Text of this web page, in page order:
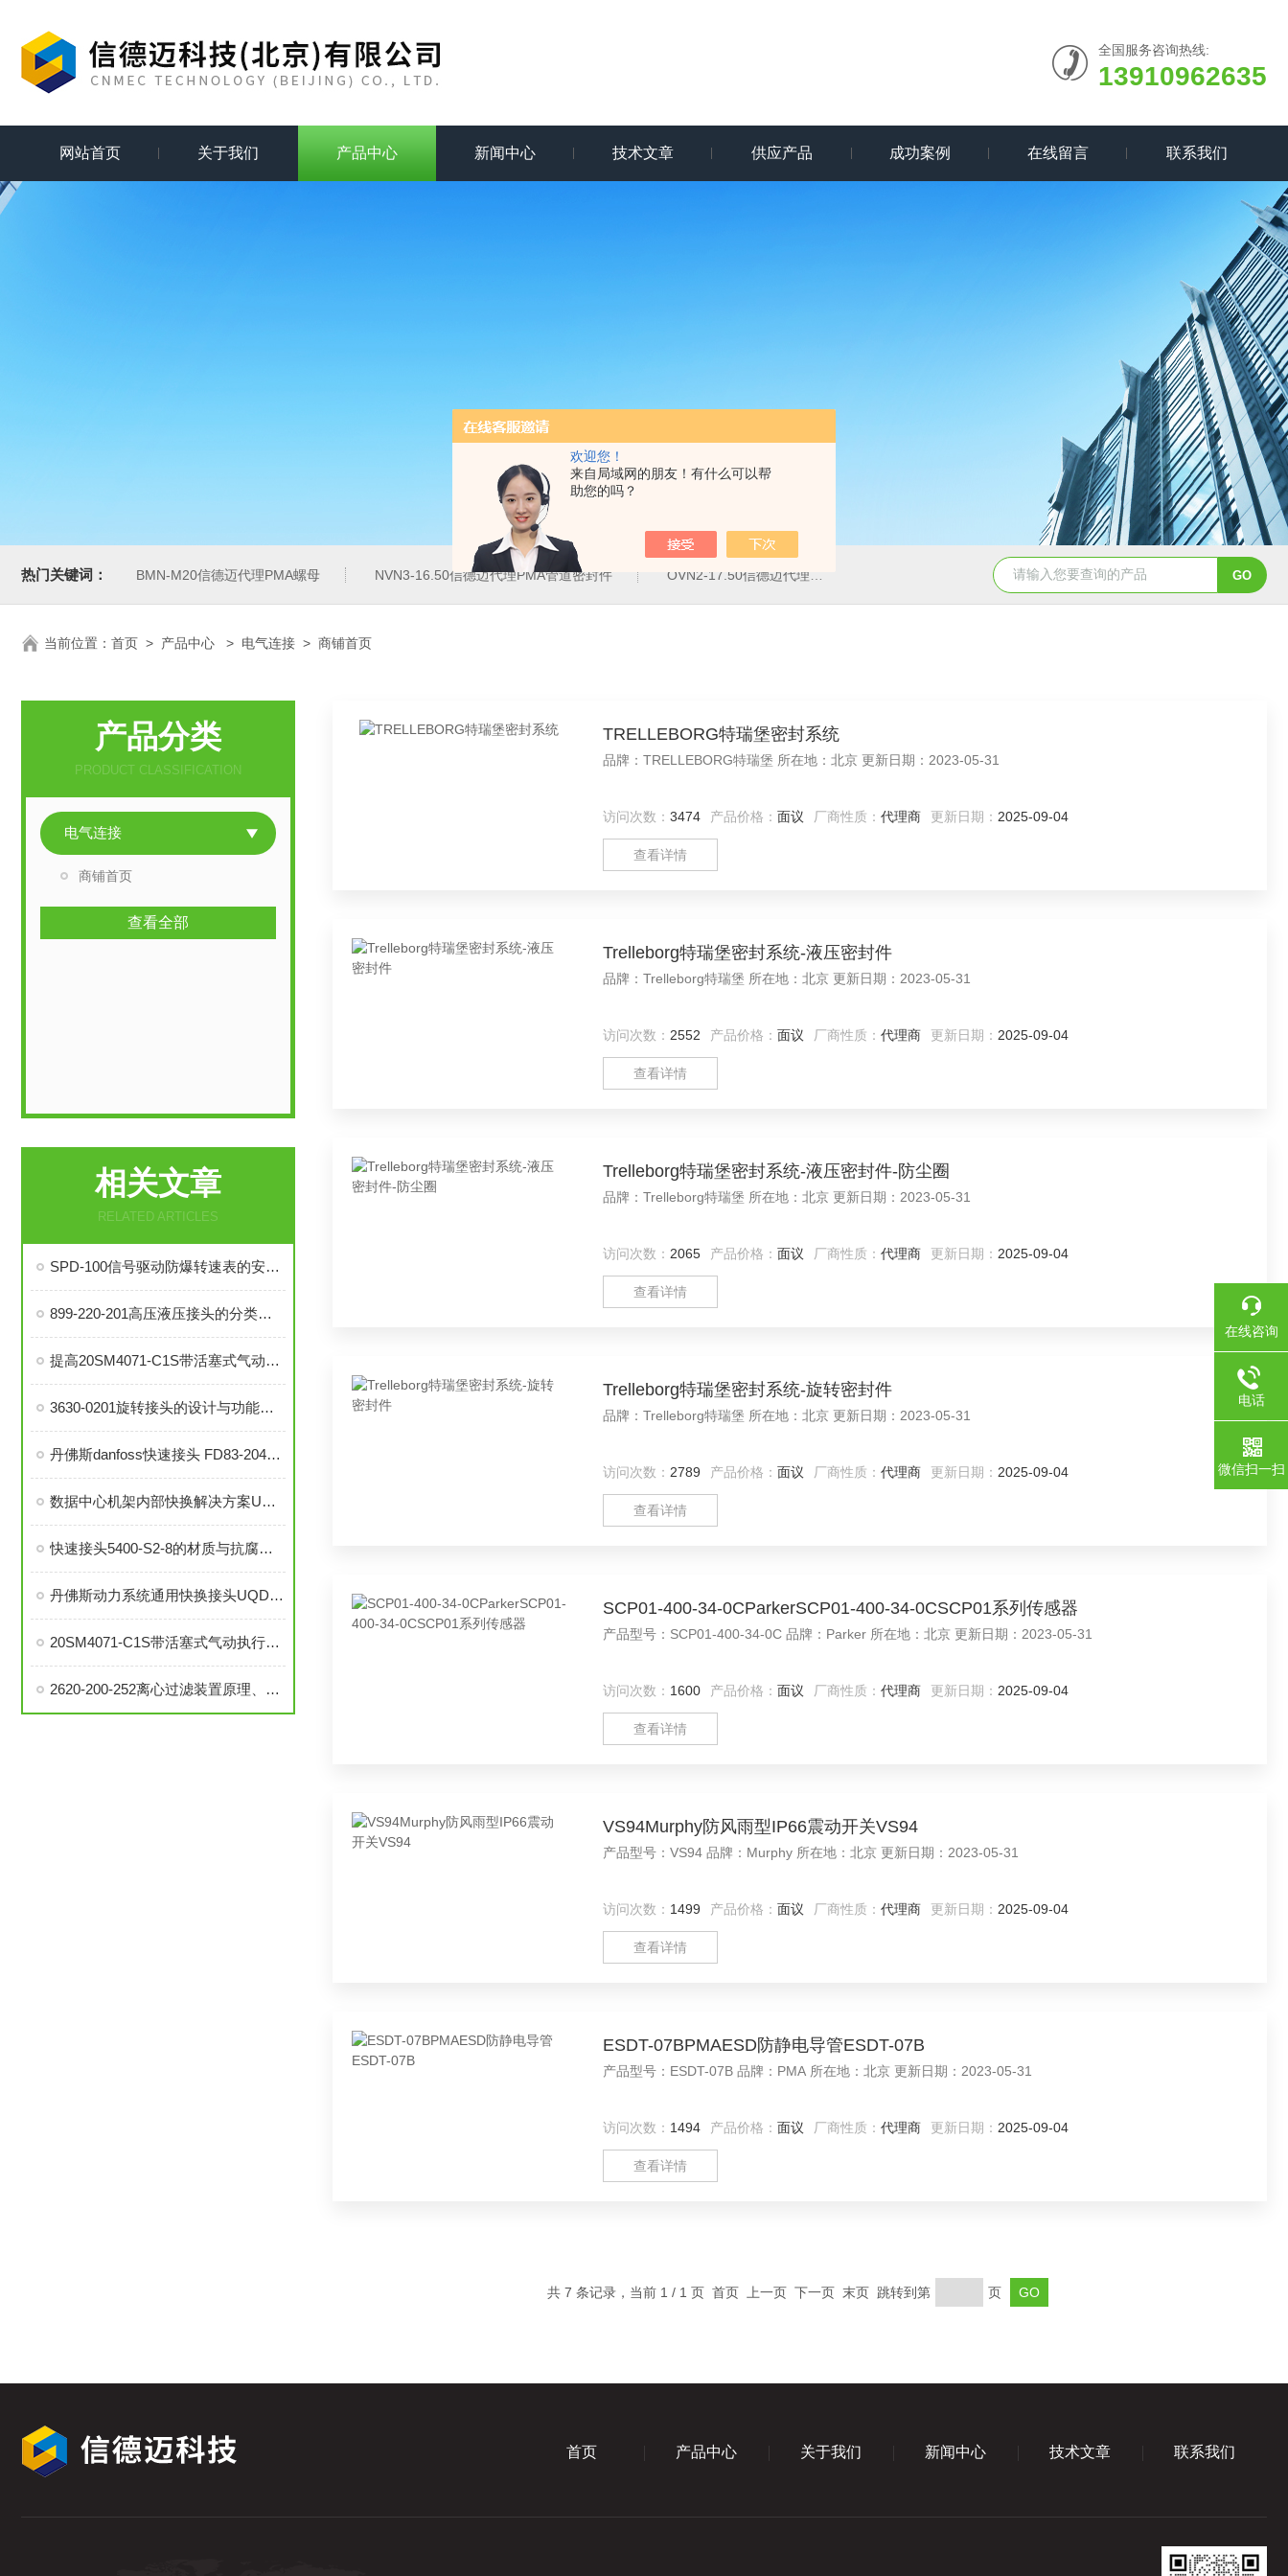
欢迎您！
来自局域网的朋友！有什么可以帮
助您的吗？
全国服务咨询热线:
13910962635
网站首页 关于我们 产品中心 新闻中心 技术文章 供应产品 成功案例 在线留言 联系我们
热门关键词： BMN-M20信德迈代理PMA螺母 NVN3-16.50信德迈代理PMA管道密封件 OVN2-17.50信德迈代理PMA导管夹 5347信德迈代理Parker 45度绝缘防水接头 5353信
当前位置： 首页 > 产品中心 > 电气连接 > 商铺首页
产品分类
PRODUCT CLASSIFICATION
电气连接
商铺首页
查看全部
相关文章
RELATED ARTICLES
SPD-100信号驱动防爆转速表的安装与调试步骤详解
899-220-201高压液压接头的分类和注意事项
提高20SM4071-C1S带活塞式气动执行器中压针阀性能的技巧
3630-0201旋转接头的设计与功能解析
丹佛斯danfoss快速接头 FD83-2046-16-16的材料与耐用性分析
数据中心机架内部快换解决方案UQDB液冷盲插接头
快速接头5400-S2-8的材质与抗腐蚀性探讨
丹佛斯动力系统通用快换接头UQD，实现数据中心高效液冷
20SM4071-C1S带活塞式气动执行器中压针阀在自动化系统中的角色与功能
2620-200-252离心过滤装置原理、构造和使用方法说明
TRELLEBORG特瑞堡密封系统
品牌：TRELLEBORG特瑞堡 所在地：北京 更新日期：2023-05-31
访问次数： 3474 产品价格： 面议 厂商性质： 代理商 更新日期： 2025-09-04
查看详情
Trelleborg特瑞堡密封系统-液压密封件
品牌：Trelleborg特瑞堡 所在地：北京 更新日期：2023-05-31
访问次数： 2552 产品价格： 面议 厂商性质： 代理商 更新日期： 2025-09-04
查看详情
Trelleborg特瑞堡密封系统-液压密封件-防尘圈
品牌：Trelleborg特瑞堡 所在地：北京 更新日期：2023-05-31
访问次数： 2065 产品价格： 面议 厂商性质： 代理商 更新日期： 2025-09-04
查看详情
Trelleborg特瑞堡密封系统-旋转密封件
品牌：Trelleborg特瑞堡 所在地：北京 更新日期：2023-05-31
访问次数： 2789 产品价格： 面议 厂商性质： 代理商 更新日期： 2025-09-04
查看详情
SCP01-400-34-0CParkerSCP01-400-34-0CSCP01系列传感器
产品型号：SCP01-400-34-0C 品牌：Parker 所在地：北京 更新日期：2023-05-31
访问次数： 1600 产品价格： 面议 厂商性质： 代理商 更新日期： 2025-09-04
查看详情
VS94Murphy防风雨型IP66震动开关VS94
产品型号：VS94 品牌：Murphy 所在地：北京 更新日期：2023-05-31
访问次数： 1499 产品价格： 面议 厂商性质： 代理商 更新日期： 2025-09-04
查看详情
ESDT-07BPMAESD防静电导管ESDT-07B
产品型号：ESDT-07B 品牌：PMA 所在地：北京 更新日期：2023-05-31
访问次数： 1494 产品价格： 面议 厂商性质： 代理商 更新日期： 2025-09-04
查看详情
共 7 条记录，当前 1 / 1 页 首页 上一页 下一页 末页 跳转到第 页
首页 产品中心 关于我们 新闻中心 技术文章 联系我们
在线咨询
电话
微信扫一扫